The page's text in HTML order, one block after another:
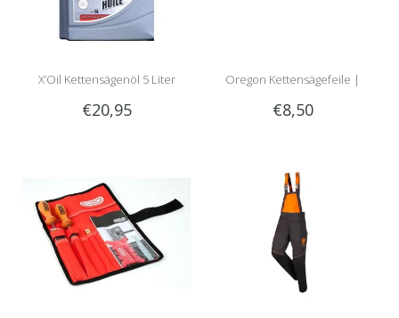
X’Oil Kettensägenöl 5 Liter
€20,95
Oregon Kettensägefeile |
Rundfeile
€8,50